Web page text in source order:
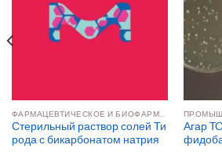
Стерильный раствор солей Ти
рода с бикарбонатом натрия
Агар